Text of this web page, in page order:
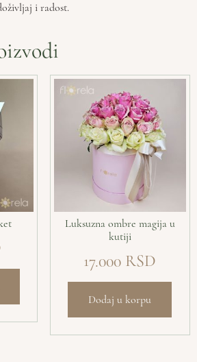
i radost.
Luksuzna ombre magija u
kutiji
17.000
Dodaj u korpu